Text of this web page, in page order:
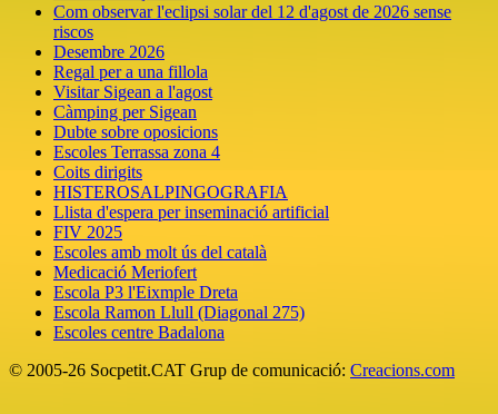
Com observar l'eclipsi solar del 12 d'agost de 2026 sense
riscos
Desembre 2026
Regal per a una fillola
Visitar Sigean a l'agost
Càmping per Sigean
Dubte sobre oposicions
Escoles Terrassa zona 4
Coits dirigits
HISTEROSALPINGOGRAFIA
Llista d'espera per inseminació artificial
FIV 2025
Escoles amb molt ús del català
Medicació Meriofert
Escola P3 l'Eixmple Dreta
Escola Ramon Llull (Diagonal 275)
Escoles centre Badalona
© 2005-26 Socpetit.CAT Grup de comunicació: Creacions.com